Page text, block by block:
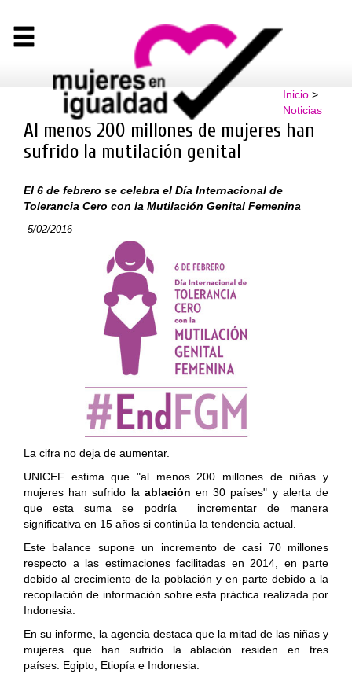
Inicio>
Noticias
Al menos 200 millones de mujeres han
sufrido la mutilación genital
El 6 de febrero se celebra el Día Internacional de
Tolerancia Cero con la Mutilación Genital Femenina
5/02/2016
La cifra no deja de aumentar.
UNICEF estima que "al menos 200 millones de niñas y
mujeres han sufrido la ablación en 30 países" y alerta de
que esta suma se podría incrementar de manera
significativa en 15 años si continúa la tendencia actual.
Este balance supone un incremento de casi 70 millones
respecto a las estimaciones facilitadas en 2014, en parte
debido al crecimiento de la población y en parte debido a la
recopilación de información sobre esta práctica realizada por
Indonesia.
En su informe, la agencia destaca que la mitad de las niñas y
mujeres que han sufrido la ablación residen en tres
países: Egipto, Etiopía e Indonesia.